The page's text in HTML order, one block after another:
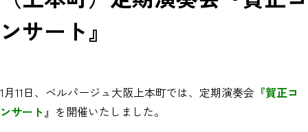
ンサート』
1月11日、ベルパージュ大阪上本町では、定期演奏会 『賀正コ
ンサート』を開催いたしました。